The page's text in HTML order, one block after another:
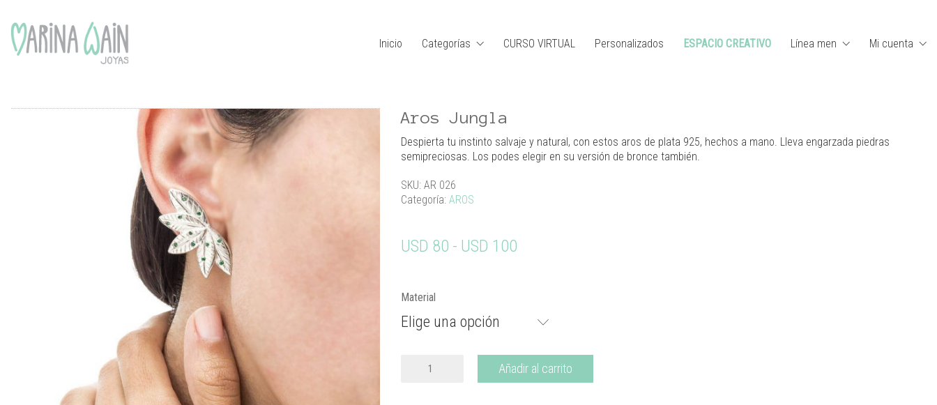
Inicio Categorías CURSO VIRTUAL Personalizados ESPACIO CREATIVO Línea men Mi cuenta
Aros Jungla
Despierta tu instinto salvaje y natural, con estos aros de plata 925, hechos a mano. Lleva engarzada piedras
semipreciosas. Los podes elegir en su versión de bronce también.
SKU: AR 026
Categoría: AROS
USD 80 - USD 100
hasta
USD 100
Material
Elige una opción
Añadir al carrito